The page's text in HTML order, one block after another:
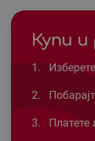
Купи и
1.
2.
3. Платете